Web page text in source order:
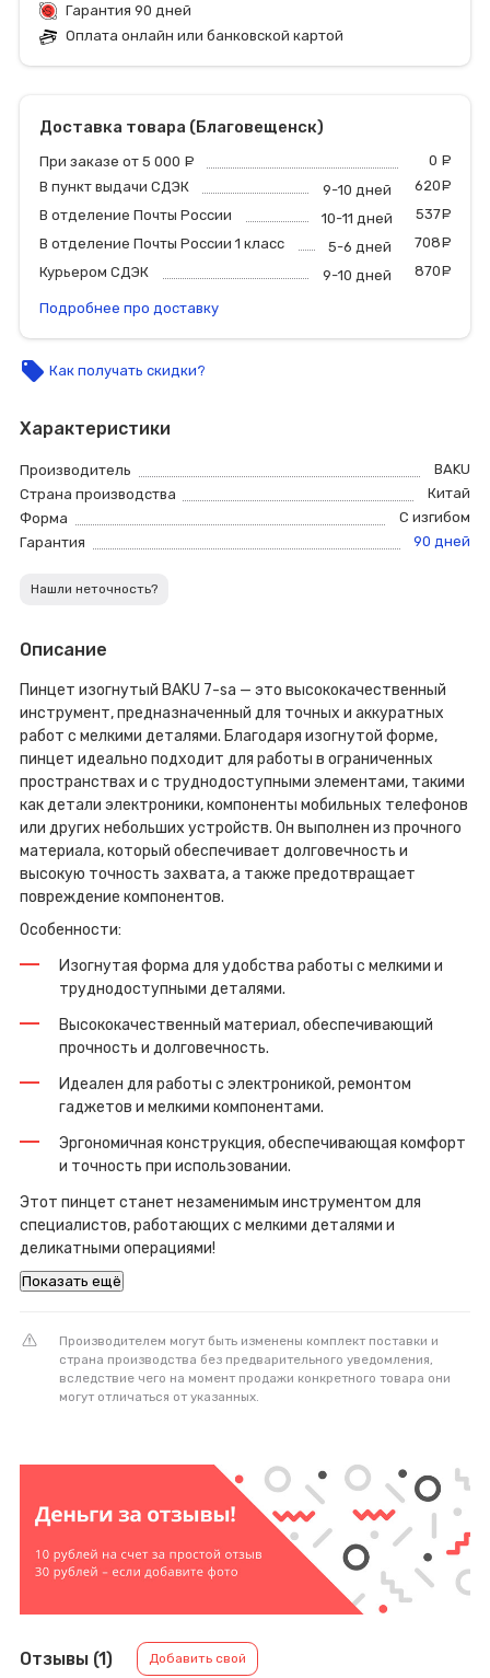
Гарантия 90 дней
Оплата онлайн или банковской картой
Доставка товара (Благовещенск)
При заказе от 5 000 0
В пункт выдачи СДЭК
9-10 дней 620
В отделение Почты России
10-11 дней 537
В отделение Почты России 1 класс
5-6 дней 708
Курьером СДЭК
9-10 дней 870
Подробнее про доставку
local_offer Как получать скидки?
Характеристики
Производитель
BAKU
Страна производства
Китай
Форма
С изгибом
Гарантия
90 дней
Нашли неточность?
Описание
Пинцет изогнутый BAKU 7-sa — это высококачественный
инструмент, предназначенный для точных и аккуратных
работ с мелкими деталями. Благодаря изогнутой форме,
пинцет идеально подходит для работы в ограниченных
пространствах и с труднодоступными элементами, такими
как детали электроники, компоненты мобильных телефонов
или других небольших устройств. Он выполнен из прочного
материала, который обеспечивает долговечность и
высокую точность захвата, а также предотвращает
повреждение компонентов.
Особенности:
Изогнутая форма для удобства работы с мелкими и
труднодоступными деталями.
Высококачественный материал, обеспечивающий
прочность и долговечность.
Идеален для работы с электроникой, ремонтом
гаджетов и мелкими компонентами.
Эргономичная конструкция, обеспечивающая комфорт
и точность при использовании.
Этот пинцет станет незаменимым инструментом для
специалистов, работающих с мелкими деталями и
деликатными операциями!
Показать ещё
Производителем могут быть изменены комплект поставки и
страна производства без предварительного уведомления,
вследствие чего на момент продажи конкретного товара они
могут отличаться от указанных.
Отзывы (1) Добавить свой